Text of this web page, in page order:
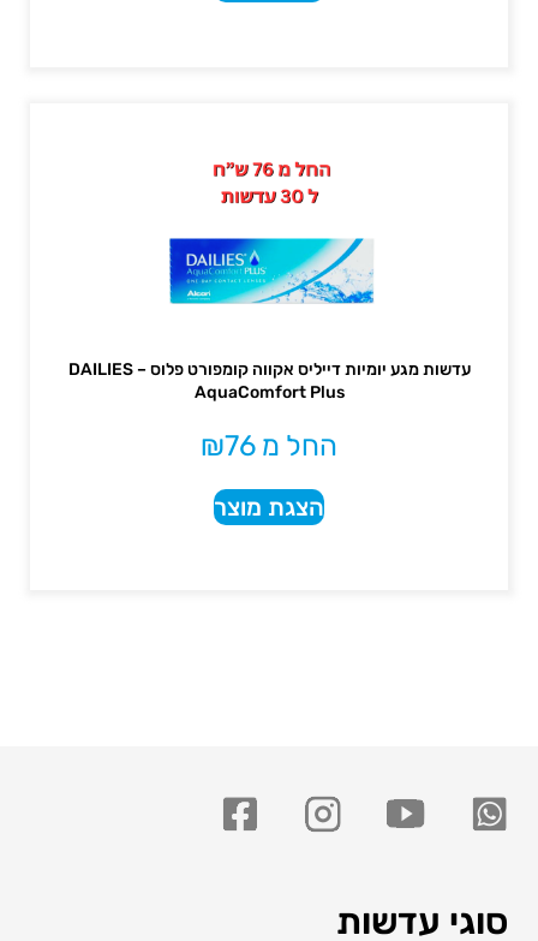
עדשות מגע יומיות דייליס אקווה קומפורט פלוס – DAILIES
AquaComfort Plus
החל מ ₪76
הצגת מוצר
סוגי עדשות